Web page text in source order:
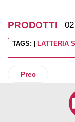
PRODOTTI
TAGS: | LATTERIA
Articolo
Prec